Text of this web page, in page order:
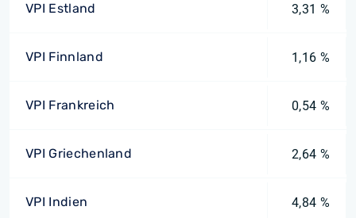
VPI Estland 3,31 %
VPI Finnland 1,16 %
VPI Frankreich 0,54 %
VPI Griechenland 2,64 %
VPI Indien 4,84 %